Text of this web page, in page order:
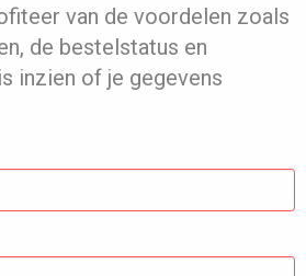
van de voordelen zoals
de bestelstatus en
inzien of je gegevens